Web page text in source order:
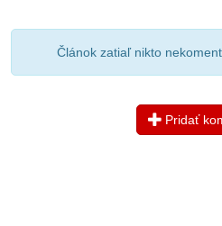
Článok zatiaľ nikto
Pridať